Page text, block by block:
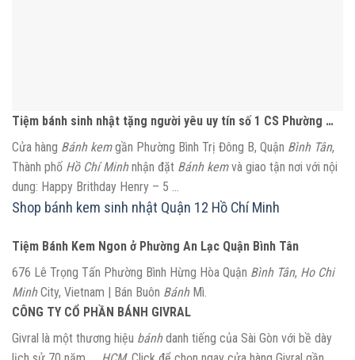
Tiệm bánh sinh nhật tặng người yêu uy tín số 1 CS Phường …
Cửa hàng Bánh kemgần Phường Bình Trị Đông B, Quận Bình Tân,
Thành phố Hồ Chí Minhnhận đặt Bánh kemvà giao tận nơi với nội
dung: Happy Brithday Henry – 5 …
Shop bánh kem sinh nhật Quận 12 Hồ Chí Minh
Tiệm Bánh Kem Ngon ở Phường An Lạc Quận Bình Tân
676 Lê Trọng Tấn Phường Bình Hừng Hòa Quận Bình Tân, Ho Chi
MinhCity, Vietnam | Bán Buôn BánhMì.
CÔNG TY CỔ PHẦN BÁNH GIVRAL
Givral là một thương hiệu bánhdanh tiếng của Sài Gòn với bề dày